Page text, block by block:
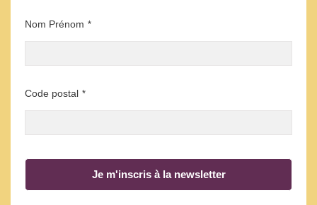
Nom Prénom *
Code postal *
Je m'inscris à la newsletter